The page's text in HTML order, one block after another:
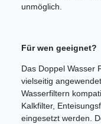
unmöglich.
Für wen geeignet?
Das Doppel Wasser
vielseitig
Wasserfiltern
Kalkfilter,
eingesetzt werden.